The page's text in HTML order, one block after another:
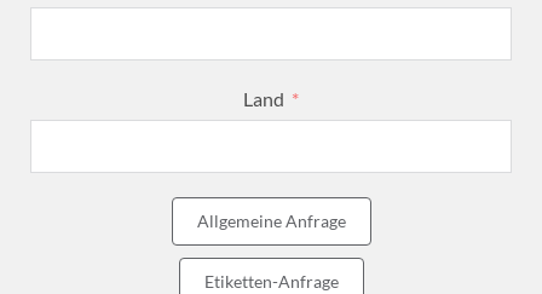
Land
Allgemeine Anfrage
Etiketten-Anfrage